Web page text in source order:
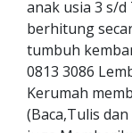
anak usia 3 s/
berhitung
tumbuh
0813 3086
Kerumah
(Baca,Tulis